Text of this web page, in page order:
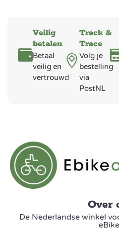
Veilig
betalen
Betaal
veilig en
vertrouwd
Track &
Trace
Volg je
bestelling
via
PostNL
Over
De Nederlandse winkel